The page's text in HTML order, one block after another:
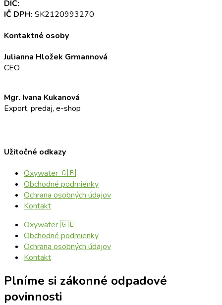
DIČ:
IČ DPH: SK2120993270
Kontaktné osoby
Julianna Hložek Grmannová
CEO
Mgr. Ivana Kukanová
Export, predaj, e-shop
Užitočné odkazy
Oxywater 🇬🇧
Obchodné podmienky
Ochrana osobných údajov
Kontakt
Oxywater 🇬🇧
Obchodné podmienky
Ochrana osobných údajov
Kontakt
Plníme si zákonné odpadové
povinnosti